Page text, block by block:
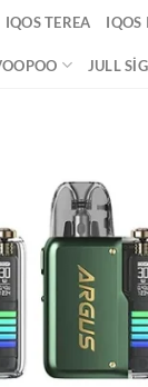
IQOS TEREA IQOS
JULL